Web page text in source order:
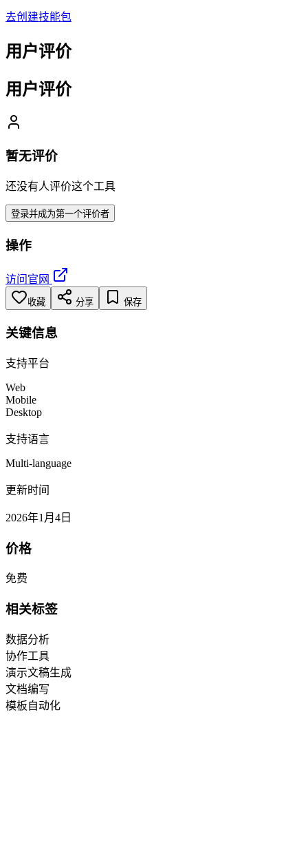
去创建技能包
用户评价
用户评价
暂无评价
还没有人评价这个工具
登录并成为第一个评价者
操作
访问官网
收藏 分享 保存
关键信息
支持平台
Web
Mobile
Desktop
支持语言
Multi-language
更新时间
2026年1月4日
价格
免费
相关标签
数据分析
协作工具
演示文稿生成
文档编写
模板自动化